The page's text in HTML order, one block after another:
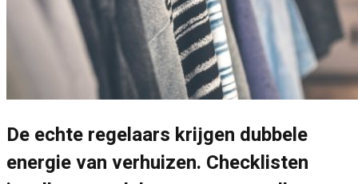
De echte regelaars krijgen dubbele
energie van verhuizen. Checklisten